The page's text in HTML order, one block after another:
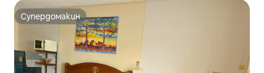
Супердомакин
Супердомакин